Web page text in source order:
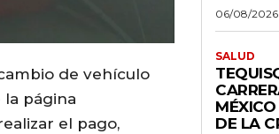
de vehículo
página
el pago,
06/08/2026
SALUD
DE LA